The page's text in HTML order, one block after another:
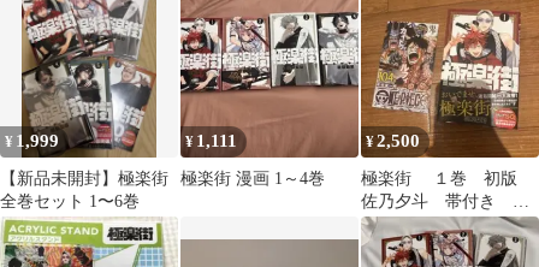
¥ 1,999
【新品未開封】極楽街
全巻セット 1〜6巻
¥ 1,111
極楽街 漫画 1～4巻
¥2,500
極楽街 １巻 初版
佐乃夕斗 帯付き ジ
ャンプ